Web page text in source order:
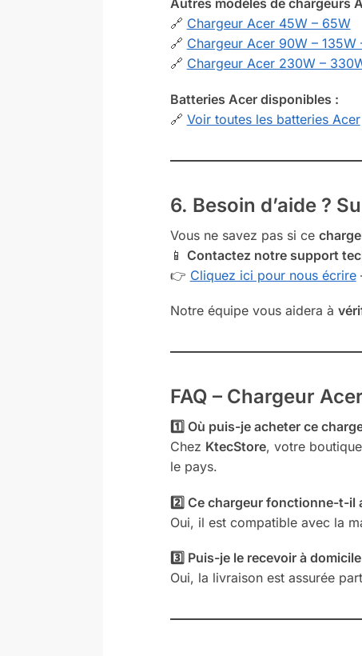
Autres modèles de chargeurs
🔗 Chargeur Acer 45W – 65W
🔗 Chargeur Acer 90W – 135W
🔗 Chargeur Acer 230W –
Batteries Acer disponibles :
🔗 Voir toutes les batteries Acer
6. Besoin d’aide ?
Vous ne savez pas si ce
📱 Contactez notre support
👉 Cliquez ici pour nous écrire
Notre équipe vous aidera à
FAQ – Chargeur
1️⃣ Où puis-je acheter ce
Chez KtecStore, votre
le pays.
2️⃣ Ce chargeur fonctionne-t-il
Oui, il est compatible avec la
3️⃣ Puis-je le recevoir à
Oui, la livraison est assurée